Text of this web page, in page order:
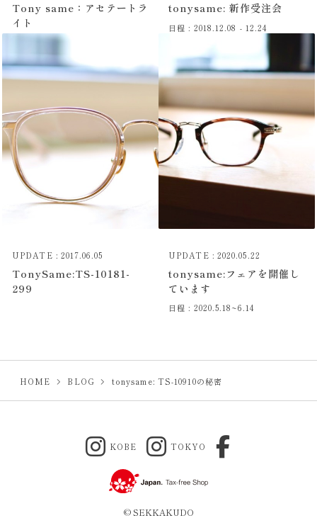
Tony same：アセテートラ
イト
tonysame: 新作受注会
日程 : 2018.12.08 - 12.24
UPDATE : 2017.06.05
TonySame:TS-10181-
299
UPDATE : 2020.05.22
tonysame:フェアを開催し
ています
日程 : 2020.5.18~6.14
HOME BLOG tonysame: TS-10910の秘密
KOBE TOKYO
© SEKKAKUDO